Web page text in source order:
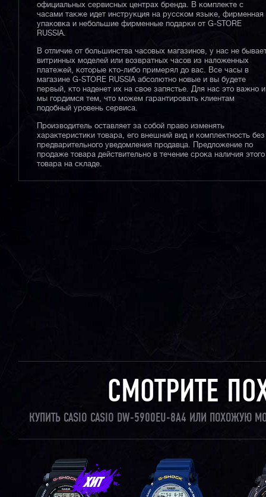
официальных сервисных центрах бренда. В комплекте с
часами также идет инструкция на русском языке, фирменная
упаковка и небольшие фирменные подарки от G-STORE
RUSSIA.
В отличие от большинства часовых магазинов, у нас не
витринных моделей или возвратных часов из наложенных
платежей, которые кто-либо примерял до вас. Все часы в
магазине G-STORE RUSSIA абсолютно новые и вы будете
первый, кто наденет их на свое запястье. Для нас это важно и
мы гордимся тем, что можем гарантировать клиентам
подобный уровень сервиса.
Производитель оставляет за собой право изменять
характеристики товара, его внешний вид и комплектность без
предварительного уведомления продавца. Предложение по
продаже товара действительно в течение срока наличия этого
товара на складе.
СМОТРИТЕ
КУПИТЬ CASIO CASIO DW-5900EU-8A4 ИЛИ ПОХОЖУЮ